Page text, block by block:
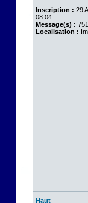
Inscription : 29
08:04
Message(s) : 751
Localisation :
Haut